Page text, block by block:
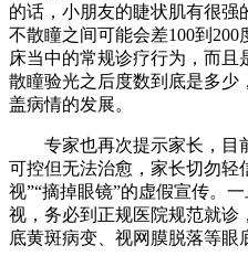
的话，小朋友的睫状肌有很
不散瞳之间可能会差100到
床当中的常规诊疗行为，而
散瞳验光之后度数到底是多少
盖病情的发展。
专家也再次提示家长，目前
可控但无法治愈，家长切勿轻
视”“摘掉眼镜”的虚假宣传。
视，务必到正规医院规范就诊
底黄斑病变、视网膜脱落等眼